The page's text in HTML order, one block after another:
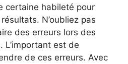
certaine habileté pour
N’oubliez pas
des erreurs lors des
L’important est de
de ces erreurs. Avec